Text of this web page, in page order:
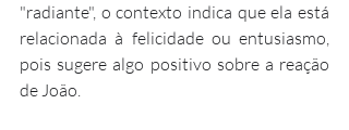
"radiante", o contexto indica que ela está
relacionada à felicidade ou entusiasmo,
pois sugere algo positivo sobre a reação
de João.